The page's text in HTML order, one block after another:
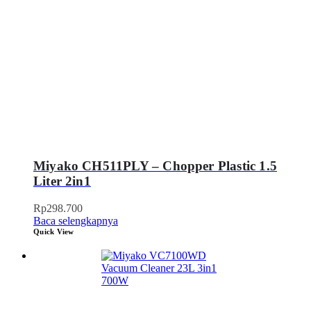
Miyako CH511PLY – Chopper Plastic 1.5
Liter 2in1
Rp298.700
Baca selengkapnya
Quick View